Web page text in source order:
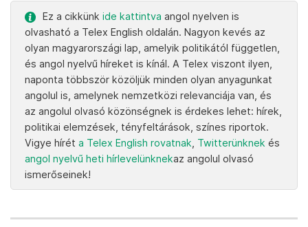
Ez a cikkünk ide kattintva angol nyelven is
olvasható a Telex English oldalán. Nagyon kevés az
olyan magyarországi lap, amelyik politikától független,
és angol nyelvű híreket is kínál. A Telex viszont ilyen,
naponta többször közöljük minden olyan anyagunkat
angolul is, amelynek nemzetközi relevanciája van, és
az angolul olvasó közönségnek is érdekes lehet: hírek,
politikai elemzések, tényfeltárások, színes riportok.
Vigye hírét a Telex English rovatnak Twitterünknek és
angol nyelvű heti hírlevelünknekaz angolul olvasó
ismerőseinek!